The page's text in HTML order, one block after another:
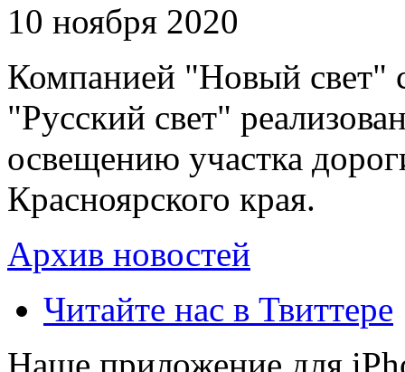
10 ноября 2020
Компанией "Новый свет"
"Русский свет"
освещению участка
Красноярского края.
Архив новостей
Читайте нас в Твиттере
Наше приложение для